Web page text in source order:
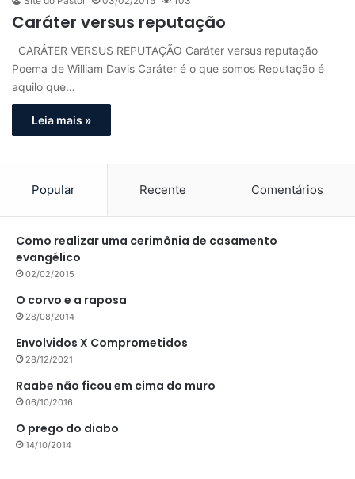
Caráter versus reputação
CARÁTER VERSUS REPUTAÇÃO Caráter versus reputação
Poema de William Davis Caráter é o que somos Reputação é
aquilo que…
Leia mais »
Popular Recente Comentários
Como realizar uma cerimônia de casamento
evangélico
02/02/2015
O corvo e a raposa
28/08/2014
Envolvidos X Comprometidos
28/12/2021
Raabe não ficou em cima do muro
06/10/2016
O prego do diabo
14/10/2014